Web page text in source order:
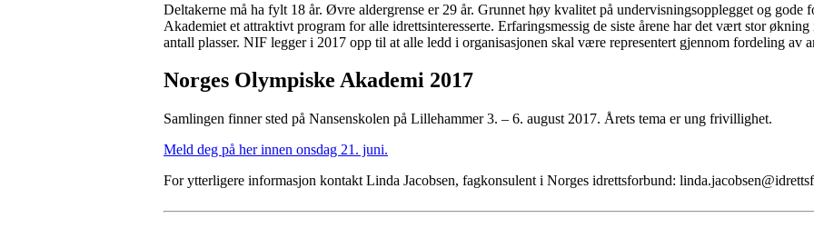
Deltakerne må ha fylt 18 år. Øvre aldergrense er 29 år. Grunnet høy kvalitet på undervisningsopplegget og gode
Akademiet et attraktivt program for alle idrettsinteresserte. Erfaringsmessig de siste årene har det vært stor
antall plasser. NIF legger i 2017 opp til at alle ledd i organisasjonen skal være representert gjennom fordeling av
Norges Olympiske Akademi 2017
Samlingen finner sted på Nansenskolen på Lillehammer 3. – 6. august 2017. Årets tema er ung frivillighet.
Meld deg på her innen onsdag 21. juni.
For ytterligere informasjon kontakt Linda Jacobsen, fagkonsulent i Norges idrettsforbund: